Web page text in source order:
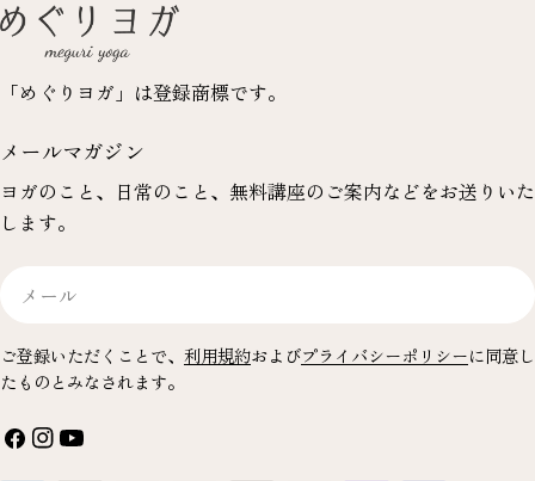
メールマガジン
ヨガのこと、日常のこと、無料講座のご案内などをお送りいた
します。
ル
ご登録いただくことで、 利用規約およびプライバシーポリシーに同意し
たものとみなされます。
「めぐりヨガ」は登録商標です。
フ イ YouTube